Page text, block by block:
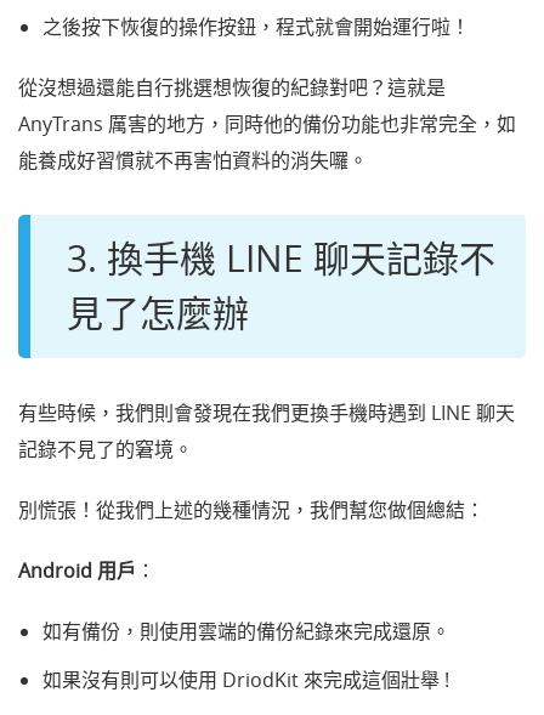
之後按下恢復的操作按鈕，程式就會開始運行啦！
從沒想過還能自行挑選想恢復的紀錄對吧？這就是
AnyTrans 厲害的地方，同時他的備份功能也非常完全，如
能養成好習慣就不再害怕資料的消失囉。
3. 換手機 LINE 聊天記錄不
見了怎麼辦
有些時候，我們則會發現在我們更換手機時遇到 LINE 聊天
記錄不見了的窘境。
別慌張！從我們上述的幾種情況，我們幫您做個總結：
Android 用戶 ：
如有備份，則使用雲端的備份紀錄來完成還原。
如果沒有則可以使用 DriodKit 來完成這個壯舉 !